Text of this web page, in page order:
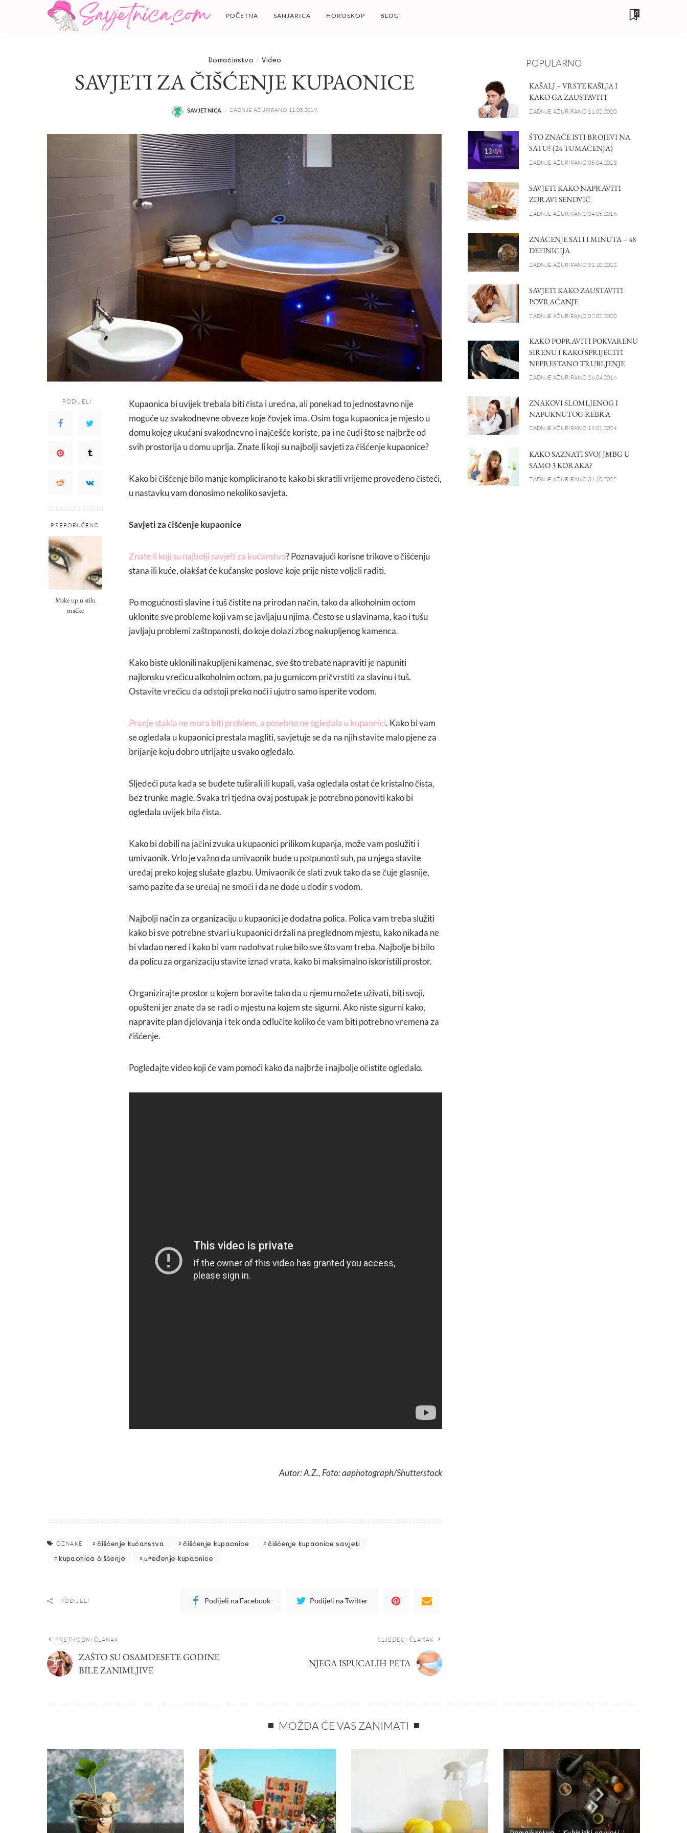
POČETNA SANJARICA HOROSKOP BLOG 0
Domaćinstvo Video
SAVJETI ZA ČIŠĆENJE KUPAONICE
POSTED
SAVJETNICA ZADNJE AŽURIRANO 11.03.2019.
PODIJELI
PREPORUČENO
Make up u stilu
mačke
Kupaonica bi uvijek trebala biti čista i uredna, ali ponekad to jednostavno nije
moguće uz svakodnevne obveze koje čovjek ima. Osim toga kupaonica je mjesto u
domu kojeg ukućani svakodnevno i najčešće koriste, pa i ne čudi što se najbrže od
svih prostorija u domu uprlja. Znate li koji su najbolji savjeti za čišćenje kupaonice?
Kako bi čišćenje bilo manje komplicirano te kako bi skratili vrijeme provedeno čisteći,
u nastavku vam donosimo nekoliko savjeta.
Savjeti za čišćenje kupaonice
Znate li koji su najbolji savjeti za kućanstvo? Poznavajući korisne trikove o čišćenju
stana ili kuće, olakšat će kućanske poslove koje prije niste voljeli raditi.
Po mogućnosti slavine i tuš čistite na prirodan način, tako da alkoholnim octom
uklonite sve probleme koji vam se javljaju u njima. Često se u slavinama, kao i tušu
javljaju problemi zaštopanosti, do koje dolazi zbog nakupljenog kamenca.
Kako biste uklonili nakupljeni kamenac, sve što trebate napraviti je napuniti
najlonsku vrećicu alkoholnim octom, pa ju gumicom pričvrstiti za slavinu i tuš.
Ostavite vrećicu da odstoji preko noći i ujutro samo isperite vodom.
Pranje stakla ne mora biti problem, a posebno ne ogledala u kupaonici. Kako bi vam
se ogledala u kupaonici prestala magliti, savjetuje se da na njih stavite malo pjene za
brijanje koju dobro utrljajte u svako ogledalo.
Sljedeći puta kada se budete tuširali ili kupali, vaša ogledala ostat će kristalno čista,
bez trunke magle. Svaka tri tjedna ovaj postupak je potrebno ponoviti kako bi
ogledala uvijek bila čista.
Kako bi dobili na jačini zvuka u kupaonici prilikom kupanja, može vam poslužiti i
umivaonik. Vrlo je važno da umivaonik bude u potpunosti suh, pa u njega stavite
uređaj preko kojeg slušate glazbu. Umivaonik će slati zvuk tako da se čuje glasnije,
samo pazite da se uređaj ne smoči i da ne dođe u dodir s vodom.
Najbolji način za organizaciju u kupaonici je dodatna polica. Polica vam treba služiti
kako bi sve potrebne stvari u kupaonici držali na preglednom mjestu, kako nikada ne
bi vladao nered i kako bi vam nadohvat ruke bilo sve što vam treba. Najbolje bi bilo
da policu za organizaciju stavite iznad vrata, kako bi maksimalno iskoristili prostor.
Organizirajte prostor u kojem boravite tako da u njemu možete uživati, biti svoji,
opušteni jer znate da se radi o mjestu na kojem ste sigurni. Ako niste sigurni kako,
napravite plan djelovanja i tek onda odlučite koliko će vam biti potrebno vremena za
čišćenje.
Pogledajte video koji će vam pomoći kako da najbrže i najbolje očistite ogledalo.
Autor: A.Z., Foto: aaphotograph/Shutterstock
OZNAKE čišćenje kućanstva čišćenje kupaonice
čišćenje kupaonice savjeti
kupaonica čišćenje
uređenje kupaonice
PODIJELI Podijeli na Facebook Podijeli na Twitter
PRETHODNI ČLANAK
ZAŠTO SU OSAMDESETE GODINE
BILE ZANIMLJIVE
SLJEDEĆI ČLANAK
NJEGA ISPUCALIH PETA
POPULARNO
KAŠALJ – VRSTE KAŠLJA I
KAKO GA ZAUSTAVITI
ZADNJE AŽURIRANO 11.02.2020.
ŠTO ZNAČE ISTI BROJEVI NA
SATU? (24 TUMAČENJA)
ZADNJE AŽURIRANO 05.04.2023.
SAVJETI KAKO NAPRAVITI
ZDRAVI SENDVIČ
ZADNJE AŽURIRANO 04.05.2016.
ZNAČENJE SATI I MINUTA – 48
DEFINICIJA
ZADNJE AŽURIRANO 31.10.2022.
SAVJETI KAKO ZAUSTAVITI
POVRAĆANJE
ZADNJE AŽURIRANO 02.02.2020.
KAKO POPRAVITI POKVARENU
SIRENU I KAKO SPRIJEČITI
NEPRESTANO TRUBLJENJE
ZADNJE AŽURIRANO 26.04.2016.
ZNAKOVI SLOMLJENOG I
NAPUKNUTOG REBRA
ZADNJE AŽURIRANO 18.01.2024.
KAKO SAZNATI SVOJ JMBG U
SAMO 3 KORAKA?
ZADNJE AŽURIRANO 31.10.2022.
MOŽDA ĆE VAS ZANIMATI